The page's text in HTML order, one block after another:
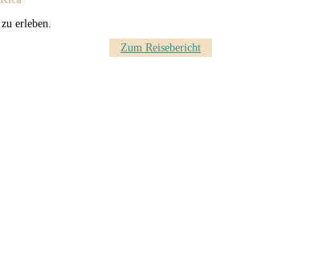
erleben.
Zum Reisebericht